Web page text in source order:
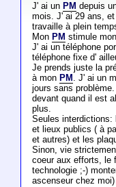
J' ai un PM depuis
mois. J' ai 29 ans,
travaille à plein
Mon PM stimule
J' ai un téléphone
téléphone fixe d'
Je prends juste la
à mon PM . J' ai un
jours sans
devant quand il est
plus.
Seules interdictions:
et lieux publics ( à
et autres) et les
Sinon, vie
coeur aux efforts, le
technologie ;-)
ascenseur chez